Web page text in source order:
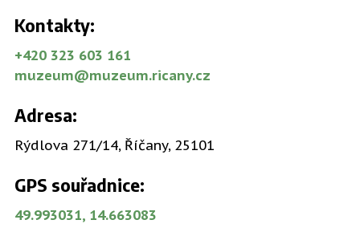
Kontakty:
+420 323 603 161
muzeum@muzeum.ricany.cz
Adresa:
Rýdlova 271/14, Říčany, 25101
GPS souřadnice:
49.993031, 14.663083